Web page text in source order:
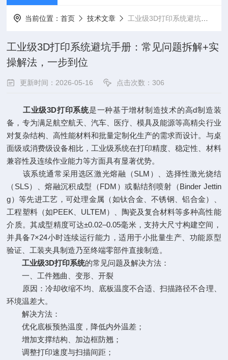
当前位置：首页 技术文章 工业级3D打印系统避坑手册：常见问题拆解+实操解法，一步到位
工业级3D打印系统避坑手册：常见问题拆解+实
操解法，一步到位
更新时间：2026-05-16 点击次数：306
工业级3D打印系统是一种基于增材制造技术的高d制造装
备，专为满足航空航天、汽车、医疗、模具及能源等高精尖行业
对复杂结构、高性能材料和批量定制化生产的需求而设计。与桌
面级或消费级设备相比，工业级系统在打印精度、稳定性、材料
兼容性及连续作业能力等方面具有显著优势。
该系统通常采用选区激光熔融（SLM）、选择性激光烧结
（SLS）、熔融沉积成型（FDM）或黏结剂喷射（Binder Jettin
g）等先进工艺，可处理金属（如钛合金、不锈钢、铝合金）、
工程塑料（如PEEK、ULTEM）、陶瓷及复合材料等多种高性能
介质。其成型精度可达±0.02–0.05毫米，支持大尺寸构建空间，
并具备7×24小时连续运行能力，适用于小批量生产、功能原型
验证、工装夹具制造乃至终端零部件直接制造。
工业级3D打印系统的常见问题及解决方法：
一、工件翘曲、变形、开裂
原因：冷却收缩不均、底板温度不合适、扫描路径不合理、
环境温差大。
解决方法：
优化底板预热温度，降低内外温差；
增加支撑结构、加边框防翘；
调整打印速度与扫描间距；